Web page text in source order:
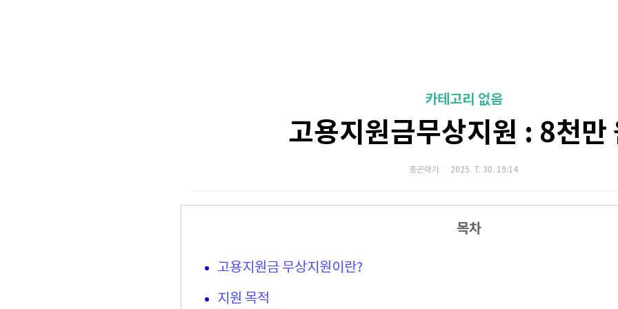
카테고리 없음
고용지원금무상지원 : 8천만
종곤이가 2025. 7. 30. 19:14
목차
고용지원금 무상지원이란?
지원 목적